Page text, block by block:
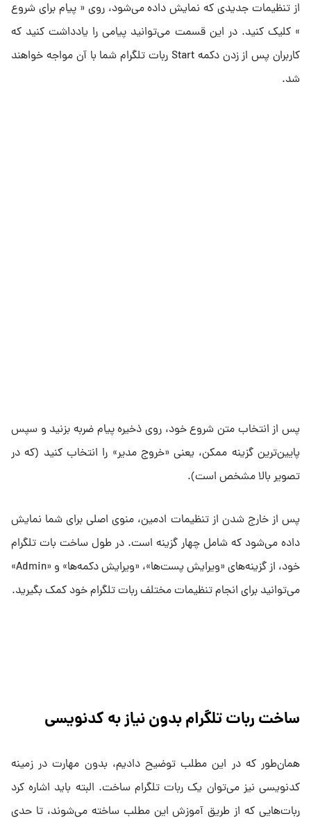
از تنظیمات جدیدی که نمایش داده می‌شود، روی « پیام برای شروع
» کلیک کنید. در این قسمت می‌توانید پیامی را یادداشت کنید که
کاربران پس از زدن دکمه Start ربات تلگرام شما با آن مواجه خواهند
شد.
پس از انتخاب متن شروع خود، روی ذخیره پیام ضربه بزنید و سپس
پایین‌ترین گزینه ممکن، یعنی «خروج مدیر» را انتخاب کنید (که در
تصویر بالا مشخص است).
پس از خارج شدن از تنظیمات ادمین، منوی اصلی برای شما نمایش
داده می‌شود که شامل چهار گزینه است. در طول ساخت بات تلگرام
خود، از گزینه‌های «ویرایش پست‌ها»، «ویرایش دکمه‌ها» و «Admin»
می‌توانید برای انجام تنظیمات مختلف ربات تلگرام خود کمک بگیرید.
ساخت ربات تلگرام بدون نیاز به کدنویسی
همان‌طور که در این مطلب توضیح دادیم، بدون مهارت در زمینه
کدنویسی نیز می‌توان یک ربات تلگرام ساخت. البته باید اشاره کرد
ربات‌هایی که از طریق آموزش این مطلب ساخته می‌شوند، تا حدی